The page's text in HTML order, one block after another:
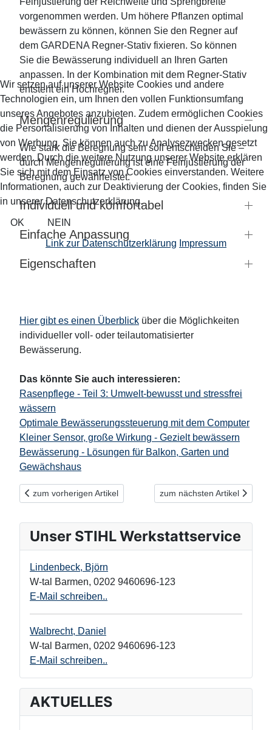
vorgenommen werden. Um höhere Pflanzen optimal
bewässern zu können, können Sie den Regner auf
dem GARDENA Regner-Stativ fixieren. So können
Sie die Bewässerung individuell an Ihren Garten
anpassen. In der Kombination mit dem Regner-Stativ
entsteht ein Hochregner.
Mengenregulierung
Wie stark die Beregnung sein soll entscheiden Sie –
durch Mengenregulierung ist eine Feinjustierung der
Beregnung gewährleistet.
Individuell und komfortabel
Einfache Anpassung
Eigenschaften
Hier gibt es einen Überblick über die Möglichkeiten
individueller voll- oder teilautomatisierter
Bewässerung.
Das könnte Sie auch interessieren:
Rasenpflege - Teil 3: Umwelt-bewusst und stressfrei
wässern
Optimale Bewässerungssteuerung mit dem Computer
Kleiner Sensor, große Wirkung - Gezielt bewässern
Bewässerung - Lösungen für Balkon, Garten und
Gewächshaus
Vorheriger Beitrag: Kleiner Sensor, große Wirkung – Gezielt
zum vorherigen Artikel Nächster Beitrag:
zum nächsten Artikel
Unser STIHL Werkstattservice
Lindenbeck, Björn
W-tal Barmen, 0202 9460696-123
E-Mail schreiben..
Walbrecht, Daniel
W-tal Barmen, 0202 9460696-123
E-Mail schreiben..
AKTUELLES
Wir setzen auf unserer Website Cookies und andere
Technologien ein, um Ihnen den vollen Funktionsumfang
unseres Angebotes anzubieten. Zudem ermöglichen Cookies
die Personalisierung von Inhalten und dienen der Ausspielung
von Werbung. Sie können auch zu Analysezwecken gesetzt
werden. Durch die weitere Nutzung unserer Website erklären
Sie sich mit dem Einsatz von Cookies einverstanden. Weitere
Informationen, auch zur Deaktivierung der Cookies, finden Sie
in unserer Datenschutzerklärung.
OK NEIN
Link zur Datenschutzerklärung Impressum